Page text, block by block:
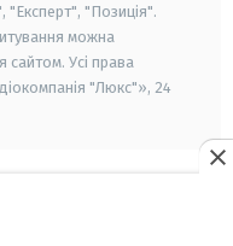
"Експерт", "Позиція".
можна
сайтом. Усі права
"Люкс"», 24